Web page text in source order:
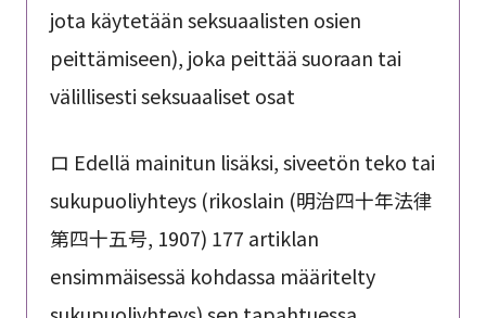
jota käytetään seksuaalisten osien
peittämiseen), joka peittää suoraan tai
välillisesti seksuaaliset osat
ロ Edellä mainitun lisäksi, siveetön teko tai
sukupuoliyhteys (rikoslain (明治四十年法律
第四十五号, 1907) 177 artiklan
ensimmäisessä kohdassa määritelty